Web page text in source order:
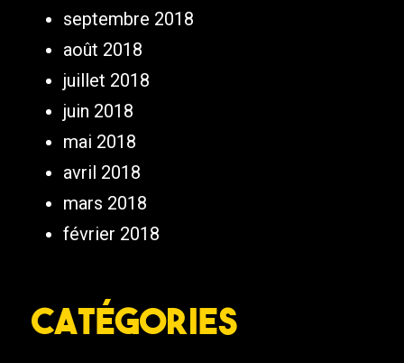
septembre 2018
août 2018
juillet 2018
juin 2018
mai 2018
avril 2018
mars 2018
février 2018
Catégories